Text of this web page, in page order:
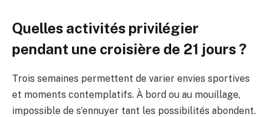
Quelles activités privilégier
pendant une croisière de 21 jours ?
Trois semaines permettent de varier envies sportives
et moments contemplatifs. À bord ou au mouillage,
impossible de s’ennuyer tant les possibilités abondent.